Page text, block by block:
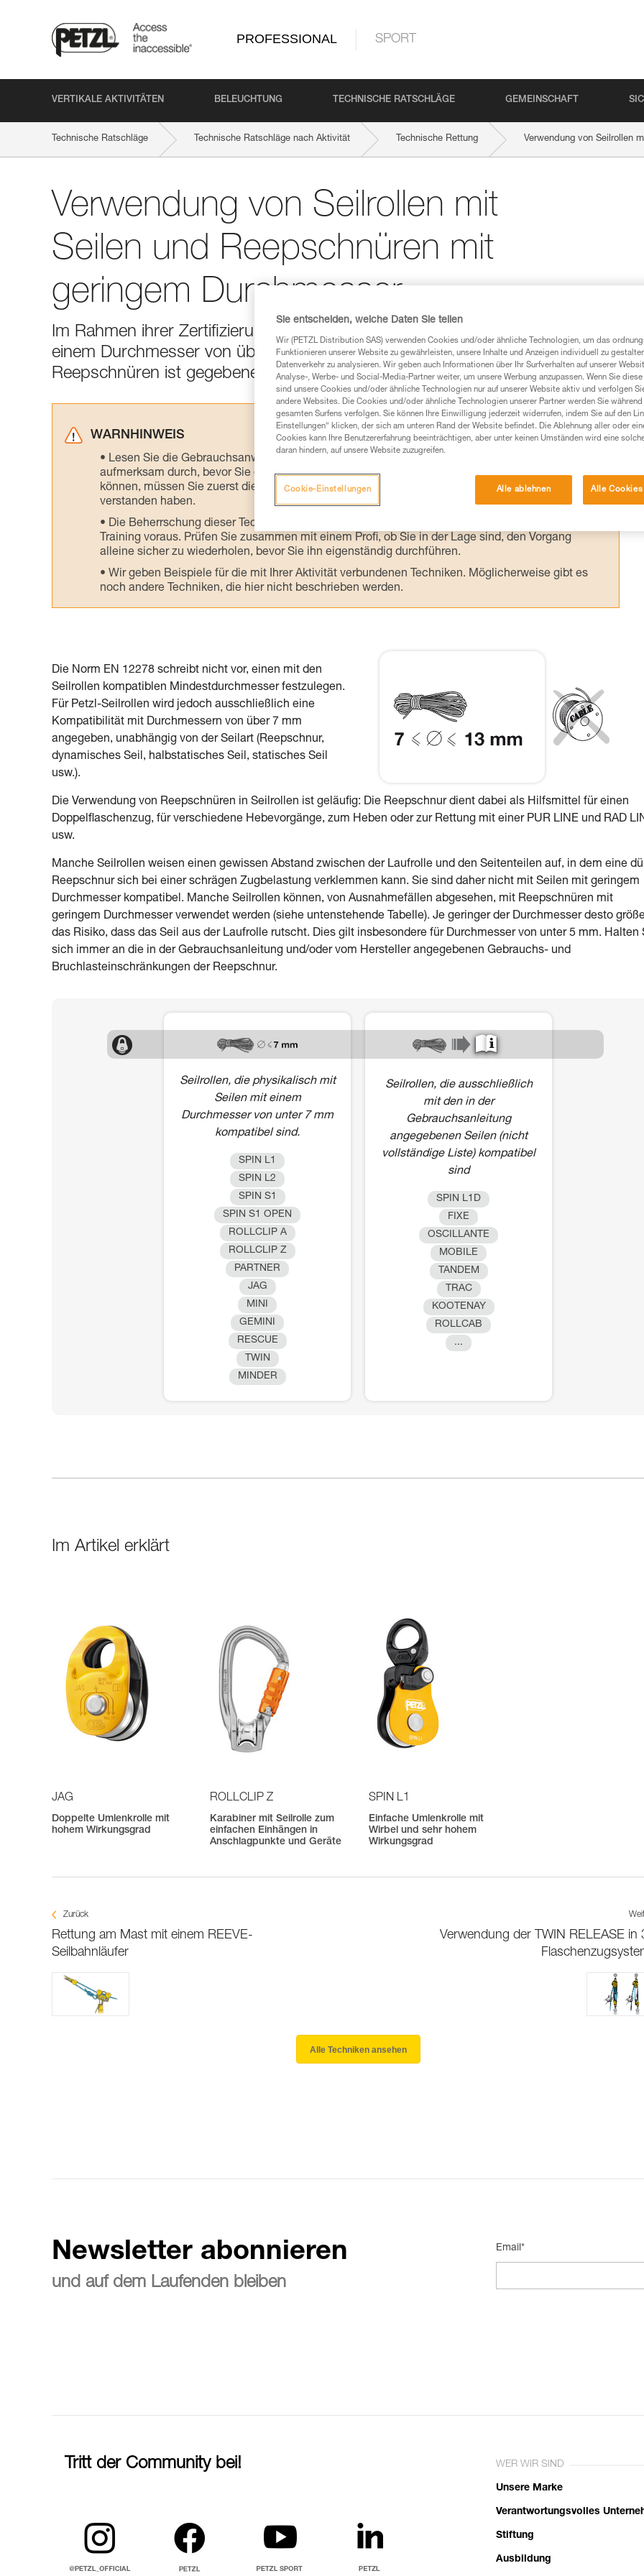
PROFESSIONAL SPORT
VERTIKALE AKTIVITÄTEN BELEUCHTUNG TECHNISCHE RATSCHLÄGE GEMEINSCHAFT
Technische Ratschläge Technische Ratschläge nach Aktivität Technische Rettung Verwendung von Seilrollen
Verwendung von Seilrollen mit
Seilen und Reepschnüren mit
geringem Durchmesser
Im Rahmen ihrer Zertifizierungen als PSA sind die Petzl-Seilrollen mit Seilen mit
einem Durchmesser von über 7 mm kompatibel. Die Verwendung von dünneren
Reepschnüren ist gegebenenfalls auch möglich.
WARNHINWEIS
Lesen Sie die Gebrauchsanweisungen der Produkte, um die es in diesem Tech Tipp geht,
aufmerksam durch, bevor Sie diesen zu Rate ziehen. Um diese Zusatzinformationen verstehen zu
können, müssen Sie zuerst die in der Gebrauchsanweisung enthaltenen Informationen richtig
verstanden haben.
Die Beherrschung dieser Techniken setzt eine entsprechende Ausbildung und ein spezielles
Training voraus. Prüfen Sie zusammen mit einem Profi, ob Sie in der Lage sind, den Vorgang
alleine sicher zu wiederholen, bevor Sie ihn eigenständig durchführen.
Wir geben Beispiele für die mit Ihrer Aktivität verbundenen Techniken. Möglicherweise gibt es
noch andere Techniken, die hier nicht beschrieben werden.
Die Norm EN 12278 schreibt nicht vor, einen mit den
Seilrollen kompatiblen Mindestdurchmesser festzulegen.
Für Petzl-Seilrollen wird jedoch ausschließlich eine
Kompatibilität mit Durchmessern von über 7 mm
angegeben, unabhängig von der Seilart (Reepschnur,
dynamisches Seil, halbstatisches Seil, statisches Seil
usw.).
Die Verwendung von Reepschnüren in Seilrollen ist geläufig: Die Reepschnur dient dabei als Hilfsmittel für einen
Doppelflaschenzug, für verschiedene Hebevorgänge, zum Heben oder zur Rettung mit einer PUR LINE und RAD
usw.
Manche Seilrollen weisen einen gewissen Abstand zwischen der Laufrolle und den Seitenteilen auf, in dem eine
Reepschnur sich bei einer schrägen Zugbelastung verklemmen kann. Sie sind daher nicht mit Seilen mit geringem
Durchmesser kompatibel. Manche Seilrollen können, von Ausnahmefällen abgesehen, mit Reepschnüren mit
geringem Durchmesser verwendet werden (siehe untenstehende Tabelle). Je geringer der Durchmesser desto
das Risiko, dass das Seil aus der Laufrolle rutscht. Dies gilt insbesondere für Durchmesser von unter 5 mm. Halten
sich immer an die in der Gebrauchsanleitung und/oder vom Hersteller angegebenen Gebrauchs- und
Bruchlasteinschränkungen der Reepschnur.
Seilrollen, die physikalisch mit
Seilen mit einem
Durchmesser von unter 7 mm
kompatibel sind.
SPIN L1
SPIN L2
SPIN S1
SPIN S1 OPEN
ROLLCLIP A
ROLLCLIP Z
PARTNER
JAG
MINI
GEMINI
RESCUE
TWIN
MINDER
Seilrollen, die ausschließlich
mit den in der
Gebrauchsanleitung
angegebenen Seilen (nicht
vollständige Liste) kompatibel
sind
SPIN L1D
FIXE
OSCILLANTE
MOBILE
TANDEM
TRAC
KOOTENAY
ROLLCAB
...
Im Artikel erklärt
JAG
Doppelte Umlenkrolle mit
hohem Wirkungsgrad
ROLLCLIP Z
Karabiner mit Seilrolle zum
einfachen Einhängen in
Anschlagpunkte und Geräte
SPIN L1
Einfache Umlenkrolle mit
Wirbel und sehr hohem
Wirkungsgrad
Zurück
Rettung am Mast mit einem REEVE-
Seilbahnläufer
Verwendung der TWIN RELEASE in
Alle Techniken ansehen
Newsletter abonnieren
und auf dem Laufenden bleiben
Email*
Tritt der Community bei! WER WIR SIND
Unsere Marke
Verantwortungsvolles
Stiftung
Ausbildung
Sie entscheiden, welche Daten Sie teilen
Wir (PETZL Distribution SAS) verwenden Cookies und/oder ähnliche Technologien, um das
Funktionieren unserer Website zu gewährleisten, unsere Inhalte und Anzeigen individuell zu
Datenverkehr zu analysieren. Wir geben auch Informationen über Ihr Surfverhalten auf unserer
Analyse-, Werbe- und Social-Media-Partner weiter, um unsere Werbung anzupassen. Wenn Sie
sind unsere Cookies und/oder ähnliche Technologien nur auf unserer Website aktiv und verfolgen
andere Websites. Die Cookies und/oder ähnliche Technologien unserer Partner werden Sie während
gesamten Surfens verfolgen. Sie können Ihre Einwilligung jederzeit widerrufen, indem Sie auf den
Einstellungen“ klicken, der sich am unteren Rand der Website befindet. Die Ablehnung aller oder
Cookies kann Ihre Benutzererfahrung beeinträchtigen, aber unter keinen Umständen wird eine
daran hindern, auf unsere Website zuzugreifen.
Alle ablehnen Alle
Cookie-Einstellungen